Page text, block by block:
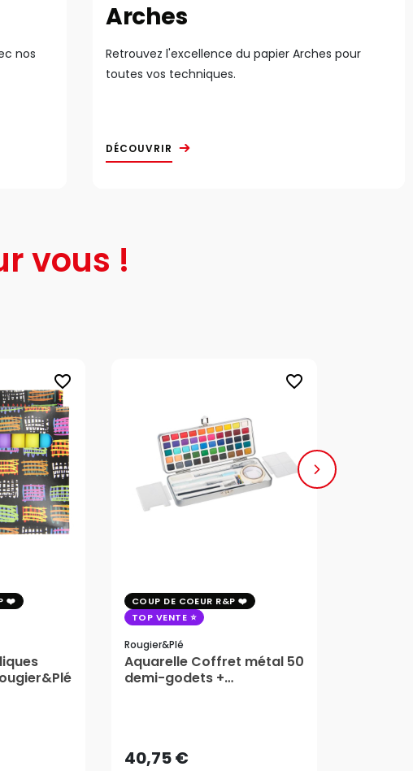
nos
Arches
Retrouvez l'excellence du papier Arches pour
toutes vos techniques.
DÉCOUVRIR
vous !
favorite_border favorite_border
COUP DE COEUR R&P
TOP VENTE
Rougier&plé
Aquarelle Coffret métal 50
demi-godets +
40,75 €AJOUTER AU PANIER